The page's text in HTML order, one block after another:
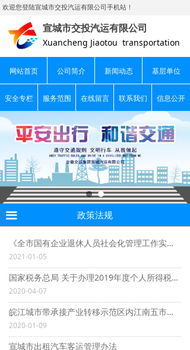
网站首页 公司简介 新闻动态 基层单位
安全专栏 服务范围 在线留言 联系我们 信息公开
宣城市交投汽运有限公司
Xuancheng Jiaotou transportation
欢迎您登陆宣城市交投汽运有限公司手机站！
政策法规
《全市国有企业退休人员社会化管理工作实施办法》
2021-01-05
国家税务总局 关于办理2019年度个人所得税综合所得汇算清缴事项的 公告
2020-04-07
皖江城市带承接产业转移示范区内江南五市间班线客运管理改革试点指导意见
2020-01-09
宣城市出租汽车客运管理办法
끀
新闻动态
政策法规
专题活动
视频新闻
站内公告
行业新闻